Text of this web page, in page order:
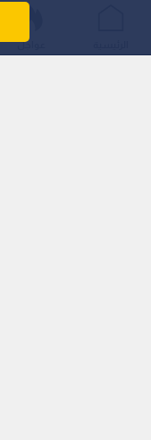
عواجل